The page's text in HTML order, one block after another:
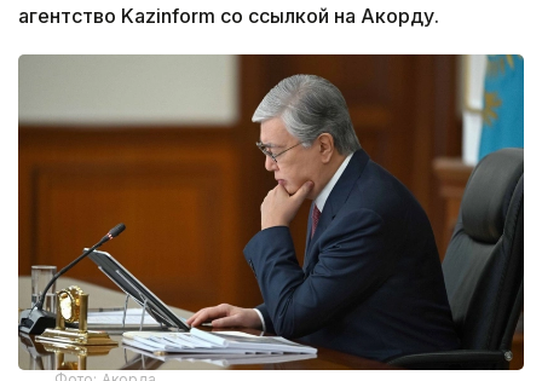
агентство Kazinform со ссылкой на Акорду.